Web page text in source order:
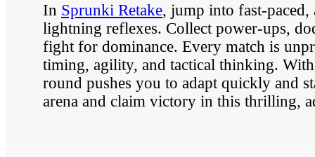
In Sprunki Retake, jump into fast-paced,
lightning reflexes. Collect power-ups,
fight for dominance. Every match is
timing, agility, and tactical thinking.
round pushes you to adapt quickly and
arena and claim victory in this thrilling,